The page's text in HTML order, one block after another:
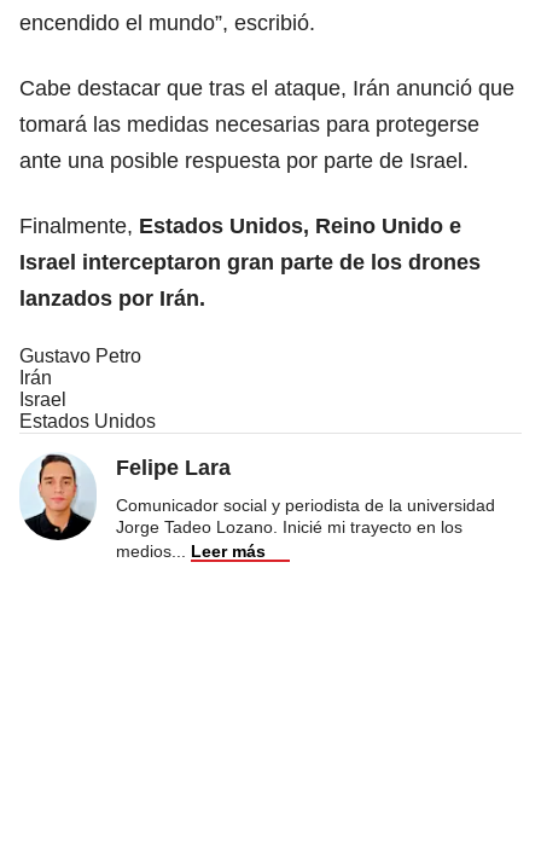
encendido el mundo”, escribió.
Cabe destacar que tras el ataque, Irán anunció que
tomará las medidas necesarias para protegerse
ante una posible respuesta por parte de Israel.
Finalmente, Estados Unidos, Reino Unido e
Israel interceptaron gran parte de los drones
lanzados por Irán.
Gustavo Petro
Irán
Israel
Estados Unidos
Felipe Lara
Comunicador social y periodista de la universidad
Jorge Tadeo Lozano. Inicié mi trayecto en los
medios
Leer más